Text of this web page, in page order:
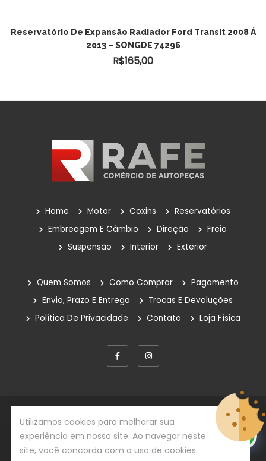
Reservatório De Expansão Radiador Ford Transit 2008 Á
2013 – SONGDE 74296
R$165,00
Home Motor Coxins
Reservatórios
Embreagem E Câmbio
Direção
Freio
Suspensão
Interior Exterior
Quem Somos Como Comprar
Pagamento
Envio, Prazo E Entrega
Trocas E Devoluções
Política De Privacidade
Contato Loja Física
© Copyright 2026Rafe Auto PeçasTodos os direitos
reservados.
Desenvolvido por Centrada Comunicação
Utilizamos cookies para melhorar sua
experiência em nosso site. Ao navegar neste
site, você concorda com o uso de cookies.